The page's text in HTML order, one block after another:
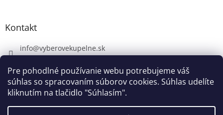
Pre pohodlné používanie webu potrebujeme váš
súhlas so spracovaním súborov cookies. Súhlas udelíte
kliknutím na tlačidlo "Súhlasím".
Kontakt
info@vyberovekupelne.sk
https://www.facebook.com/vyberovekoupelny/